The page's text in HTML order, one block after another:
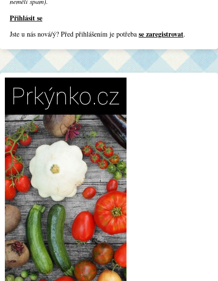
Přihlásit se
Jste u nás nová/ý? Před přihlášením je potřeba se zaregistrovat.